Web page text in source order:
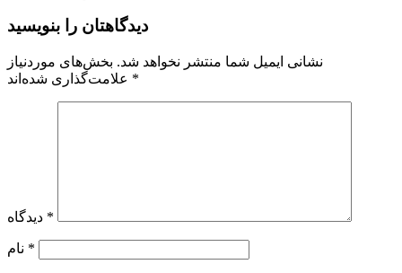
دیدگاهتان را بنویسید
نشانی ایمیل شما منتشر نخواهد شد. بخش‌های موردنیاز
*
*
*